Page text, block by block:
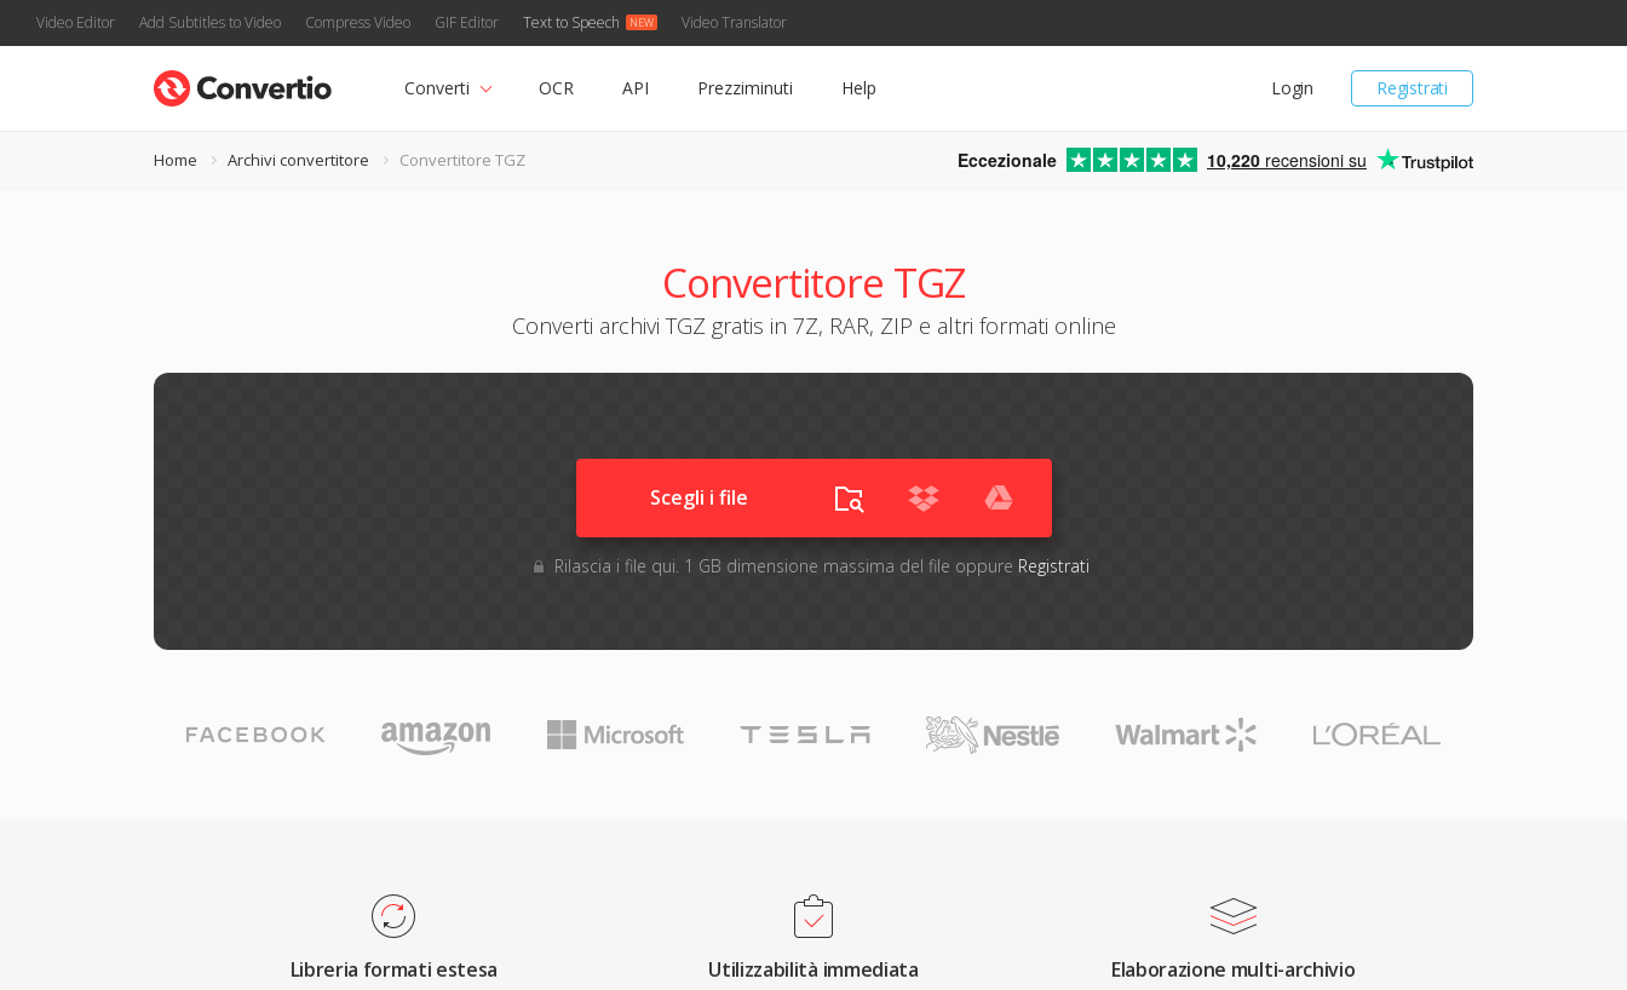
Video Editor Add Subtitles to Video Compress Video GIF Editor Text to Speech Video Translator
Registrati
Login
Converti OCR API Prezziminuti Help
Home Archivi convertitore Convertitore TGZ Eccezionale 10,220 recensioni su
Convertitore TGZ
Converti archivi TGZ gratis in 7Z, RAR, ZIP e altri formati online
Scegli i file
Rilascia i file qui. 1 GB dimensione massima del file oppure Registrati
Libreria formati estesa Utilizzabilità immediata Elaborazione multi-archivio